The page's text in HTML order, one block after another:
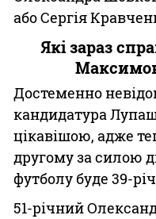
або Сергія
Які зараз
Достеменно
кандидатура
цікавішою, адже
другому за силою
футболу буде 39-
51-річний